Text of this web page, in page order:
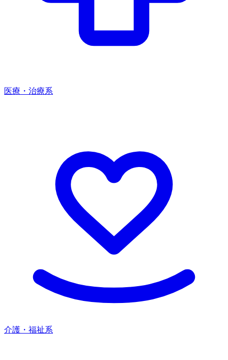
医療・治療系
介護・福祉系